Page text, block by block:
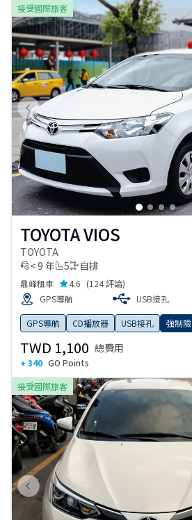
接受國際旅客
Previous slide
TOYOTA VIOS
TOYOTA
< 9 年
5 自排
含 1 保險
鼎峰租車 4.6 (124 評論)
GPS導航
USB接孔
GPS導航 CD播放器 USB接孔 強制險
TWD 1,100 總費用
+ 340 GO Points
接受國際旅客
Previous slide